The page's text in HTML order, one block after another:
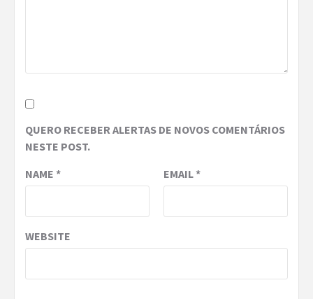
QUERO RECEBER ALERTAS DE NOVOS COMENTÁRIOS
NESTE POST.
NAME * EMAIL*
WEBSITE